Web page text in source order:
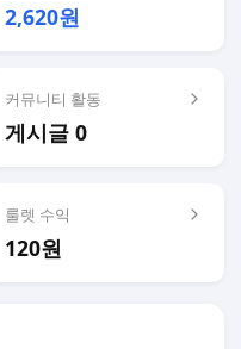
2,620원
커뮤니티 활동
게시글 0
룰렛 수익
120원